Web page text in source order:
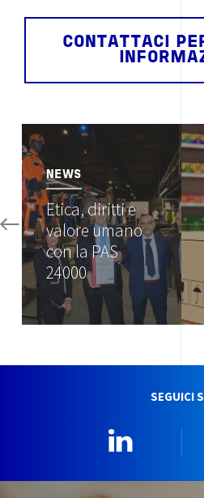
CONTATTACI
Image
NEWS
Etica, diritti e
valore umano
con la PAS
24000
SEGUICI